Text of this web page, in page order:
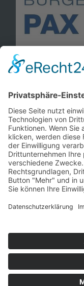
Kontakt
Mitglied
Impressum
Datenschutz
Copyright 2023.